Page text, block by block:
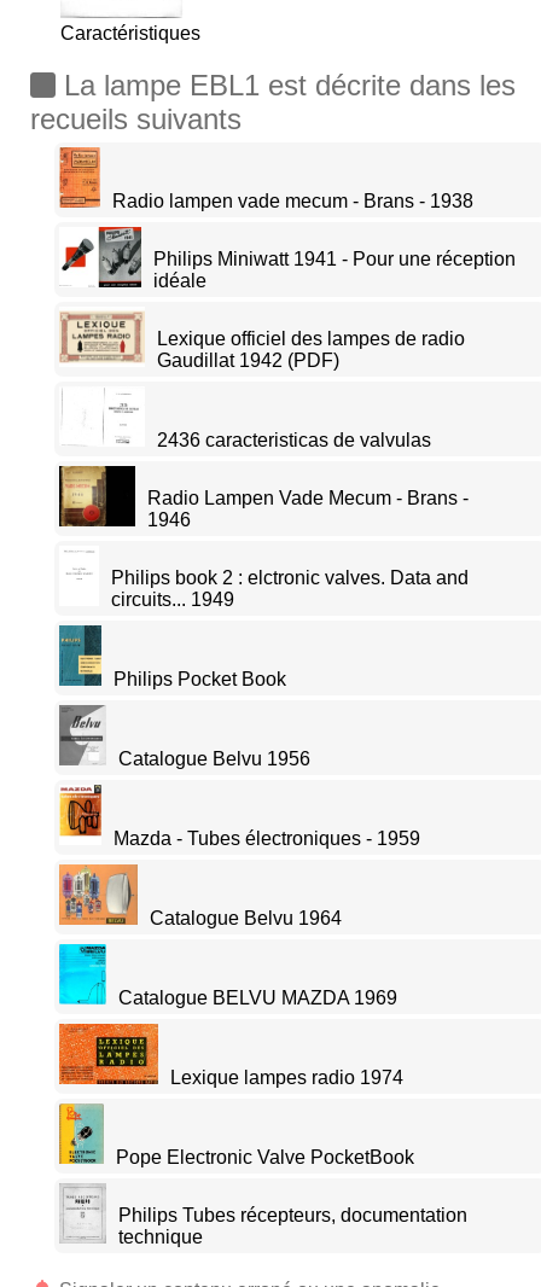
Caractéristiques
La lampe EBL1 est décrite dans les
recueils suivants
Radio lampen vade mecum - Brans - 1938
Philips Miniwatt 1941 - Pour une réception
idéale
Lexique officiel des lampes de radio
Gaudillat 1942 (PDF)
2436 caracteristicas de valvulas
Radio Lampen Vade Mecum - Brans -
1946
Philips book 2 : elctronic valves. Data and
circuits... 1949
Philips Pocket Book
Catalogue Belvu 1956
Mazda - Tubes électroniques - 1959
Catalogue Belvu 1964
Catalogue BELVU MAZDA 1969
Lexique lampes radio 1974
Pope Electronic Valve PocketBook
Philips Tubes récepteurs, documentation
technique